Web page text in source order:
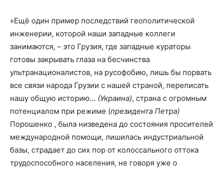
«Ещё один пример последствий геополитической
инженерии, которой наши западные коллеги
занимаются, – это Грузия, где западные кураторы
готовы закрывать глаза на бесчинства
ультранационалистов, на русофобию, лишь бы порвать
все связи народа Грузии с нашей страной, переписать
нашу общую историю… (Украина), страна с огромным
потенциалом при режиме (президента Петра)
Порошенко , была низведена до состояния просителей
международной помощи, лишилась индустриальной
базы, страдает до сих пор от колоссального оттока
трудоспособного населения, не говоря уже о